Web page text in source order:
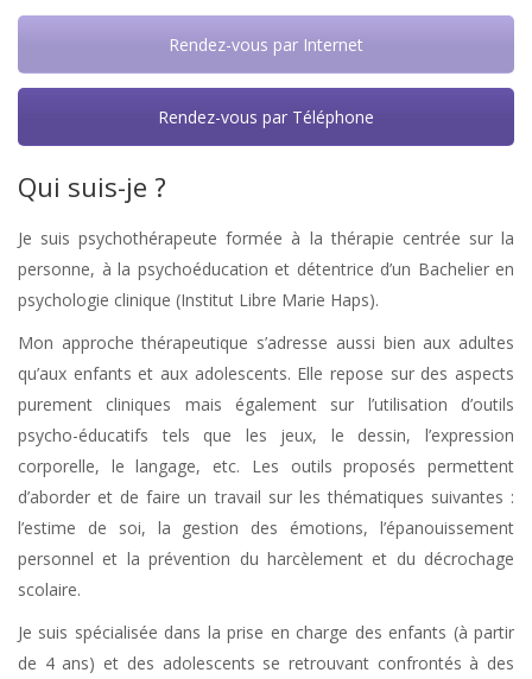
Qui suis-je ?
Je suis psychothérapeute formée à la thérapie centrée sur la
personne, à la psychoéducation et détentrice d’un Bachelier en
psychologie clinique (Institut Libre Marie Haps).
Mon approche thérapeutique s’adresse aussi bien aux adultes
qu’aux enfants et aux adolescents. Elle repose sur des aspects
purement cliniques mais également sur l’utilisation d’outils
psycho-éducatifs tels que les jeux, le dessin, l’expression
corporelle, le langage, etc. Les outils proposés permettent
d’aborder et de faire un travail sur les thématiques suivantes :
l’estime de soi, la gestion des émotions, l’épanouissement
personnel et la prévention du harcèlement et du décrochage
scolaire.
Je suis spécialisée dans la prise en charge des enfants (à partir
de 4 ans) et des adolescents se retrouvant confrontés à des
Rendez-vous par Internet
Rendez-vous par Téléphone